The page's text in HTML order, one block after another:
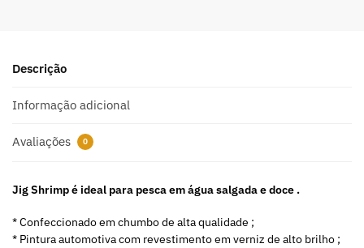
a
i
e
Descrição
Informação adicional
Avaliações 0
Jig Shrimp é ideal para pesca em água salgada e doce .
* Confeccionado em chumbo de alta qualidade ;
* Pintura automotiva com revestimento em verniz de alto brilho ;